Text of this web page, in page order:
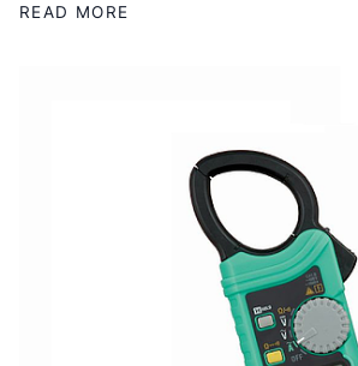
chính xác cao và khả năng đo đa
READ MORE